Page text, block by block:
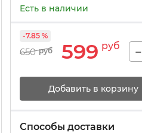
Есть в наличии
650 руб 599 руб
-7.85 %
−
Добавить в корзину
Способы доставки